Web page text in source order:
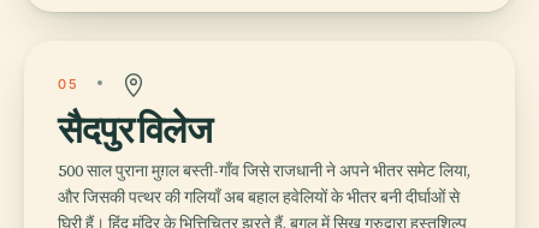
05
सैदपुर विलेज
500 साल पुराना मुग़ल बस्ती-गाँव जिसे राजधानी ने अपने भीतर समेट लिया,
और जिसकी पत्थर की गलियाँ अब बहाल हवेलियों के भीतर बनी दीर्घाओं से
घिरी हैं। हिंदू मंदिर के भित्तिचित्र झरते हैं, बगल में सिख गुरुद्वारा हस्तशिल्प